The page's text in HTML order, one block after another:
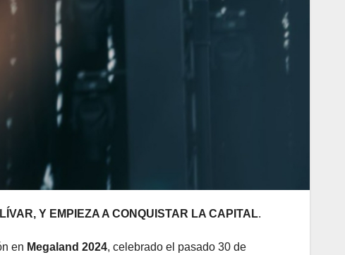
Y EMPIEZA A CONQUISTAR LA CAPITAL.
en Megaland 2024, celebrado el pasado 30 de